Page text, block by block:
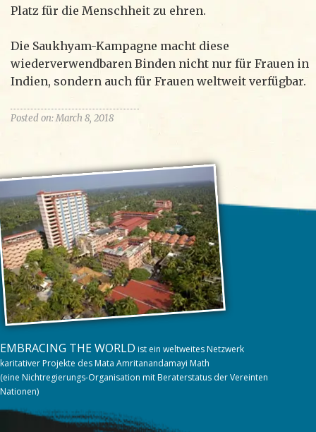
Platz für die Menschheit zu ehren.
Die Saukhyam-Kampagne macht diese
wiederverwendbaren Binden nicht nur für Frauen in
Indien, sondern auch für Frauen weltweit verfügbar.
Posted on: March 8, 2018
EMBRACING THE WORLD ist ein weltweites Netzwerk
karitativer Projekte des Mata Amritanandamayi Math
(eine Nichtregierungs-Organisation mit Beraterstatus der Vereinten
Nationen)